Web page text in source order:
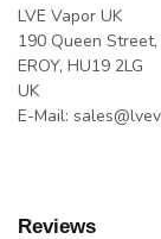
LVE Vapor UK
190 Queen
EROY, HU19 2LG
UK
E-Mail:
Reviews